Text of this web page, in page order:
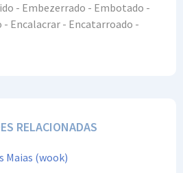
- Embezerrado - Embotado -
- Encalacrar - Encatarroado -
RELACIONADAS
Maias (wook)